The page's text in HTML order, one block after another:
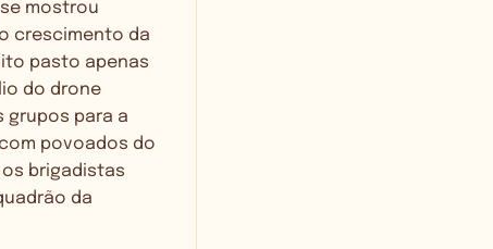
mostrou
crescimento da
pasto apenas
do drone
grupos para a
povoados do
brigadistas
da